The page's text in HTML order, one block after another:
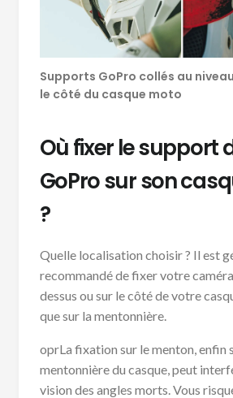
Supports GoPro collés au
le côté du casque moto
Où fixer le support
GoPro sur son
?
Quelle localisation choisir ? Il est
recommandé de fixer votre
dessus ou sur le côté de votre
que sur la mentonnière.
oprLa fixation sur le menton, enfin
mentonnière du casque, peut
vision des angles morts. Vous